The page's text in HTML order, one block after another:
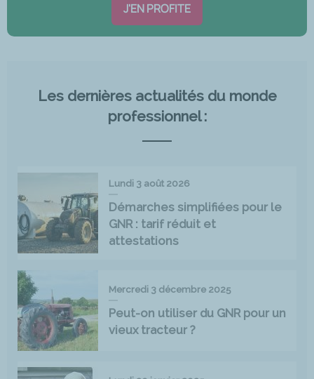
J'EN PROFITE
Les dernières actualités du monde
professionnel :
Lundi 3 août 2026
Démarches simplifiées pour le
GNR : tarif réduit et
attestations
Mercredi 3 décembre 2025
Peut-on utiliser du GNR pour un
vieux tracteur ?